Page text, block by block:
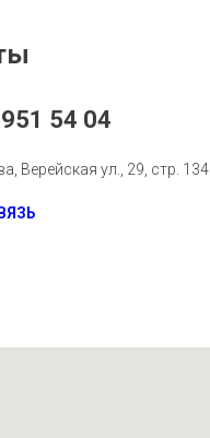
54 04
Верейская ул., 29, стр. 134